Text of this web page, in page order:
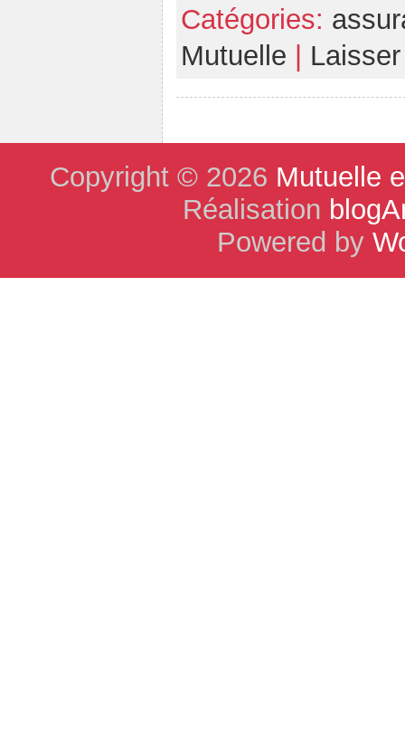
Catégories:
Mutuelle |
Copyright © 2026 Mutuelle
Réalisation
Powered by